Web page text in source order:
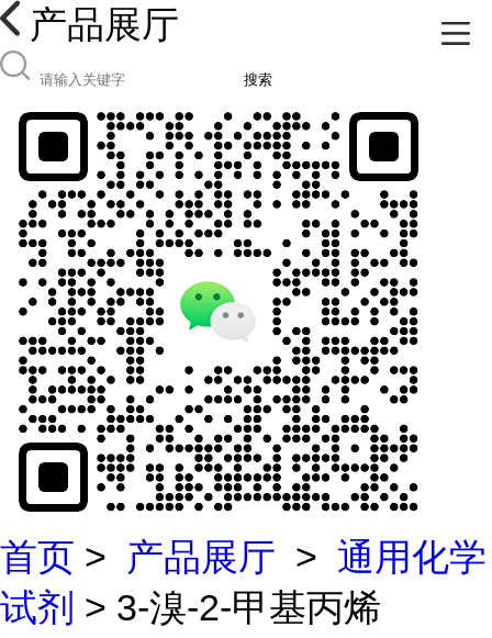
产品展厅
搜索
首页 > 产品展厅 > 通用化学
试剂 > 3-溴-2-甲基丙烯